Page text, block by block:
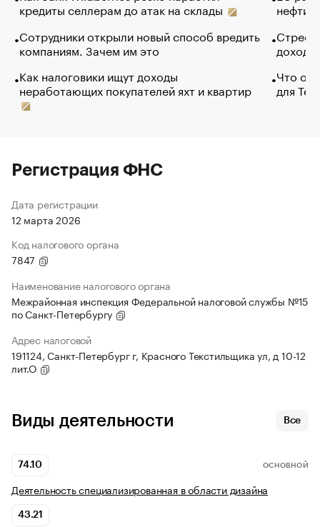
кредиты селлерам до атак на склады
Сотрудники открыли новый способ вредить
компаниям. Зачем им это
Как налоговики ищут доходы
неработающих покупателей яхт и квартир
нефти
Что
для
Регистрация ФНС
Дата регистрации
12 марта 2026
Код налогового органа
7847
Наименование налогового органа
Межрайонная инспекция Федеральной налоговой службы №15
по Санкт-Петербургу
Адрес налоговой
191124, Санкт-Петербург г, Красного Текстильщика ул, д 10-12
лит.О
Виды деятельности Все
74.10 ОСНОВНОЙ
Деятельность специализированная в области дизайна
43.21